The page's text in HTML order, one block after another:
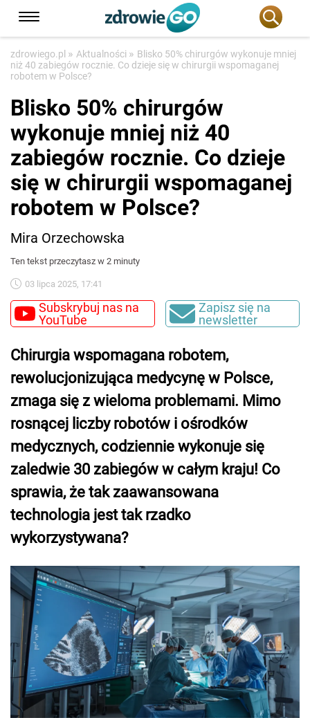
zdrowiego.pl » Aktualności » Blisko 50% chirurgów wykonuje mniej
niż 40 zabiegów rocznie. Co dzieje się w chirurgii wspomaganej
robotem w Polsce?
Blisko 50% chirurgów
wykonuje mniej niż 40
zabiegów rocznie. Co dzieje
się w chirurgii wspomaganej
robotem w Polsce?
Mira Orzechowska
Ten tekst przeczytasz w 2 minuty
03 lipca 2025, 17:41
Subskrybuj nas na
YouTube
Zapisz się na
newsletter
Chirurgia wspomagana robotem,
rewolucjonizująca medycynę w Polsce,
zmaga się z wieloma problemami. Mimo
rosnącej liczby robotów i ośrodków
medycznych, codziennie wykonuje się
zaledwie 30 zabiegów w całym kraju! Co
sprawia, że tak zaawansowana
technologia jest tak rzadko
wykorzystywana?